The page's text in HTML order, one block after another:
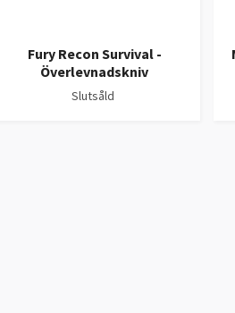
Fury Recon Survival -
Överlevnadskniv
Slutsåld